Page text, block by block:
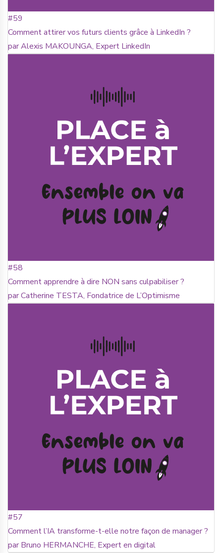
#59
Comment attirer vos futurs clients grâce à LinkedIn ?
par Alexis MAKOUNGA, Expert LinkedIn
#58
Comment apprendre à dire NON sans culpabiliser ?
par Catherine TESTA, Fondatrice de L’Optimisme
#57
Comment l’IA transforme-t-elle notre façon de manager ?
par Bruno HERMANCHE, Expert en digital